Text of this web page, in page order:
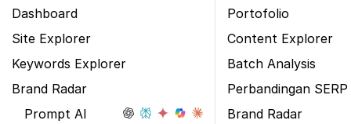
Dashboard
Site Explorer
Keywords Explorer
Brand Radar
Prompt AI
Portofolio
Content Explorer
Batch Analysis
Perbandingan SERP
Brand Radar